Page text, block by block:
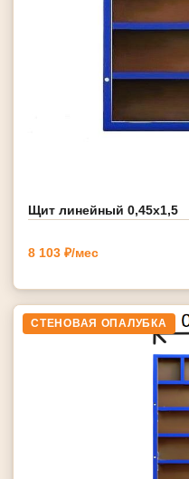
Щит линейный 0,45х1,5
8 103 ₽/мес
СТЕНОВАЯ ОПАЛУБКА